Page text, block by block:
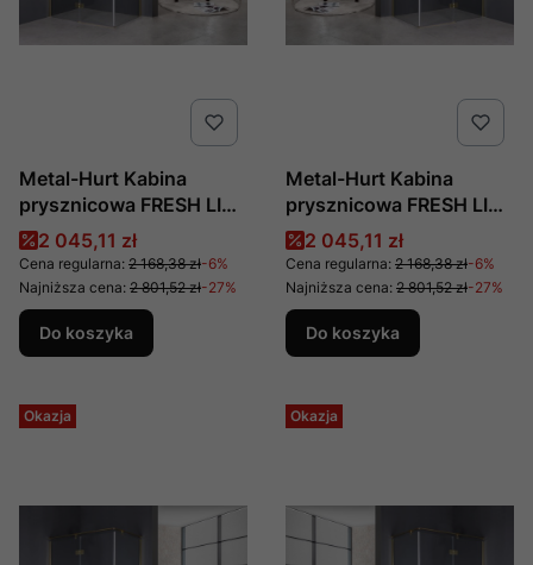
Metal-Hurt Kabina
prysznicowa FRESH LINE
asymetryczna
prostokątna
80x100x195 Lewa złota
BK248T08/10ZL
Cena promocyjna
2 045,11 zł
Cena regularna: 2 168,38 zł-6%
Najniższa cena: 2 801,52 zł-27%
Do koszyka
Metal-Hurt Kabina
prysznicowa FRESH LINE
asymetryczna
prostokątna
80x100x195 prawa
złota BK248T08/10ZP
Cena promocyjna
2 045,11 zł
Cena regularna: 2 168,38 zł-6%
Najniższa cena: 2 801,52 zł-27%
Do koszyka
Okazja Okazja